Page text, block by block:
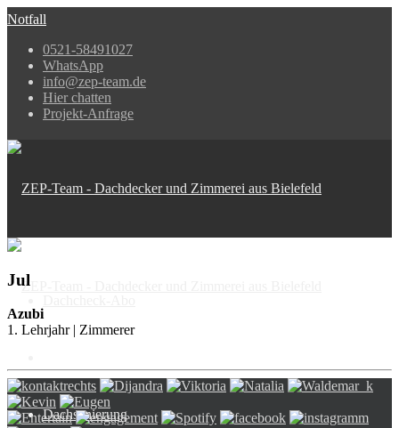
Notfall
0521-58491027
WhatsApp
info@zep-team.de
Hier chatten
Projekt-Anfrage
Dachsanierung
Jul
Azubi
1. Lehrjahr | Zimmerer